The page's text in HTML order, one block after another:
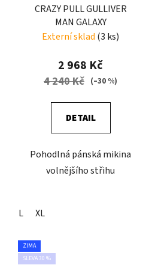
CRAZY PULL GULLIVER
MAN GALAXY
Externí sklad (3 ks)
2 968 Kč
4 240 Kč (–30 %)
DETAIL
Pohodlná pánská mikina
volnějšího střihu
L XL
ZIMA
SLEVA 30 %